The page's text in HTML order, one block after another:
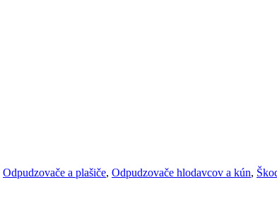
Odpudzovače a plašiče, Odpudzovače hlodavcov a kún,